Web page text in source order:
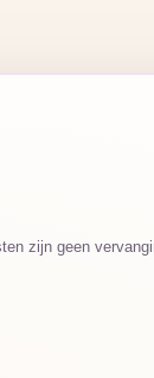
zijn geen